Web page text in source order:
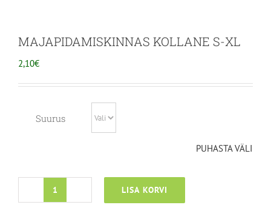
MAJAPIDAMISKINNAS KOLLANE S-XL
2,10€
Suurus
PUHASTA VÄLI
MAJAPIDAMISKINNAS
LISA KORVI